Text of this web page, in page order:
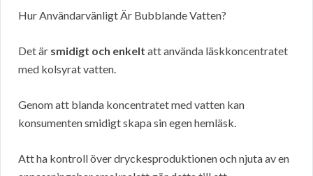
Hur Användarvänligt Är Bubblande Vatten?
Det är smidigt och enkelt att använda läskkoncentratet
med kolsyrat vatten.
Genom att blanda koncentratet med vatten kan
konsumenten smidigt skapa sin egen hemläsk.
Att ha kontroll över dryckesproduktionen och njuta av en